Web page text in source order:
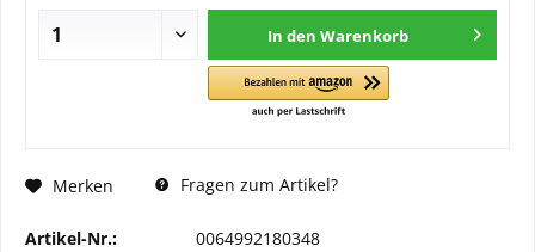
In den Warenkorb
Merken Fragen zum Artikel?
Artikel-Nr.: 0064992180348